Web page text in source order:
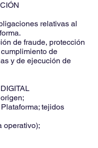
relativas al
de fraude, protección
de
y de ejecución de
tejidos
operativo);